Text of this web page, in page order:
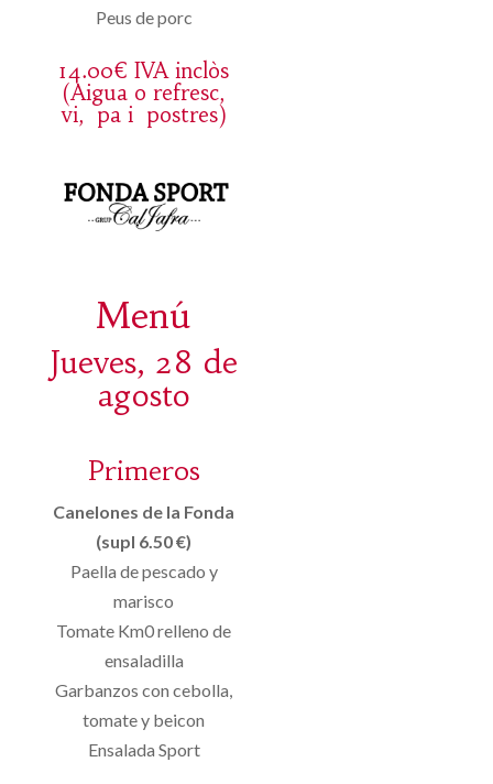
Peus de porc
14.00€ IVA inclòs
(Aigua o refresc,
vi, pa i postres)
Menú
Jueves, 28 de
agosto
Primeros
Canelones de la Fonda
(supl 6.50 €)
Paella de pescado y
marisco
Tomate Km0 relleno de
ensaladilla
Garbanzos con cebolla,
tomate y beicon
Ensalada Sport